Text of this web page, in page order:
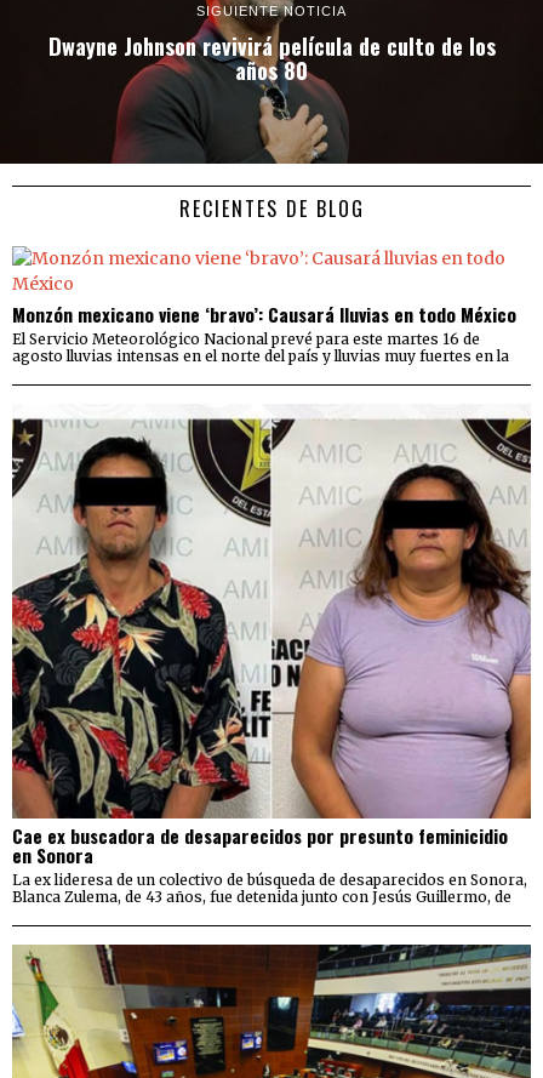
SIGUIENTE NOTICIA
Dwayne Johnson revivirá película de culto de los
años 80
RECIENTES DE BLOG
Monzón mexicano viene ‘bravo’: Causará lluvias en todo México
El Servicio Meteorológico Nacional prevé para este martes 16 de
agosto lluvias intensas en el norte del país y lluvias muy fuertes en la
Cae ex buscadora de desaparecidos por presunto feminicidio
en Sonora
La ex lideresa de un colectivo de búsqueda de desaparecidos en Sonora,
Blanca Zulema, de 43 años, fue detenida junto con Jesús Guillermo, de